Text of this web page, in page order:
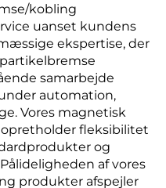
kobling
uanset kundens
ekspertise, der
samarbejde
automation,
Vores magnetisk
fleksibilitet
og
af vores
produkter afspejler